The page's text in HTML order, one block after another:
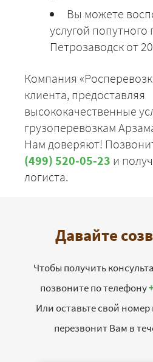
Вы можете
услугой попутного
Петрозаводск от
Компания
клиента, предоставляя
высококачественные
грузоперевозкам
Нам доверяют!
(499) 520-05-23 и
логиста.
Давайте
Чтобы получить
позвоните по телефону
Или оставьте свой
перезвонит Вам в